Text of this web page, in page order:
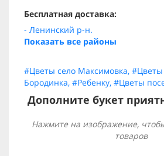
Бесплатная доставка:
- Ленинский р-н.
Показать все районы
#Цветы село Максимовка, #Цветы
Бородинка, #Ребенку, #Цветы
Дополните букет
Нажмите на изображение,
товаров